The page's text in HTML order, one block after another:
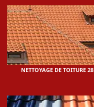
NETTOYAGE DE TOITURE 28